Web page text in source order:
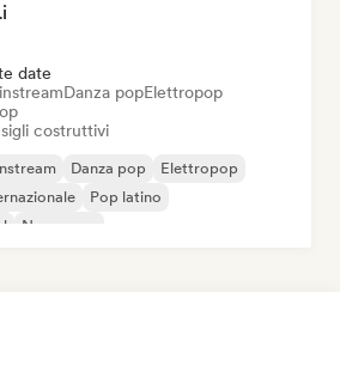
date
Danza popElettropop
costruttivi
Danza pop
Elettropop
Pop latino
New wave